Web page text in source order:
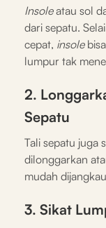
Insoleatau sol
dari sepatu.
cepat, insole
lumpur tak
2.
Sepatu
Tali sepatu juga
dilonggarkan
mudah
3. Sikat